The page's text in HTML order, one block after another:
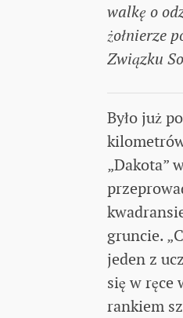
walkę o
żołnierze
Związku
Było już
„Dakota”
gruncie.
jeden z
się w ręce
rankiem